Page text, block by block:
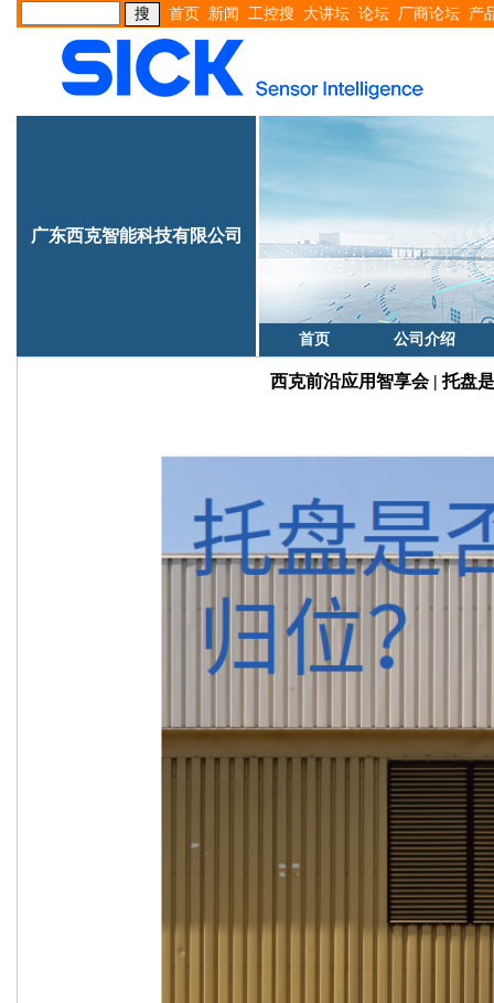
首页 新闻 工控搜 大讲坛 论坛 厂商论坛 产
广东西克智能科技有限公司
首页 公司介绍
西克前沿应用智享会 | 托盘